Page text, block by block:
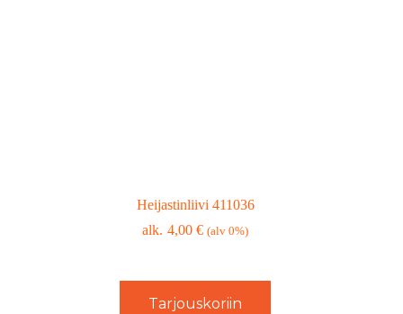
Heijastinliivi 411036
4,00€ (alv 0%)
Tarjouskoriin